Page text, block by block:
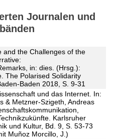
Journalen und
and the Challenges of the
in: dies. (Hrsg.):
The Polarised Solidarity
Baden 2018, S. 9-31
und das Internet. In:
& Metzner-Szigeth, Andreas
Karlsruher
und Kultur, Bd. 9, S. 53-73
Muñoz Morcillo, J.)